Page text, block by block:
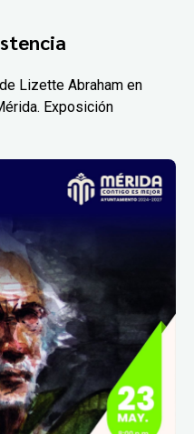
Lizette Abraham en
Exposición